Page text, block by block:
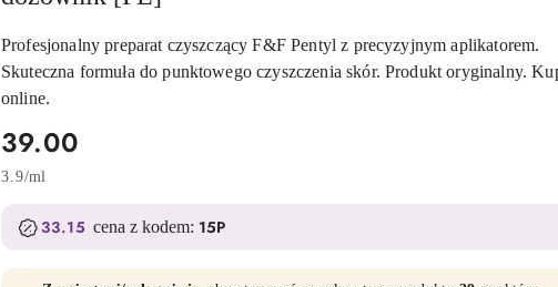
Profesjonalny preparat czyszczący F&F Pentyl z precyzyjnym aplikatorem.
Skuteczna formuła do punktowego czyszczenia skór. Produkt oryginalny.
online.
cena:
39.00
3.9/ml
33.15 cena z kodem: 15P